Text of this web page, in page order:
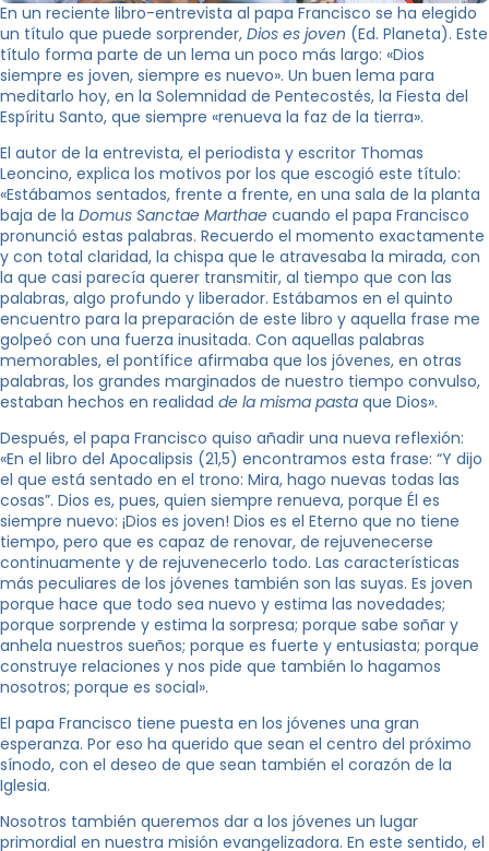
En un reciente libro-entrevista al papa Francisco se ha elegido
un título que puede sorprender, Dios es joven (Ed. Planeta). Este
título forma parte de un lema un poco más largo: «Dios
siempre es joven, siempre es nuevo». Un buen lema para
meditarlo hoy, en la Solemnidad de Pentecostés, la Fiesta del
Espíritu Santo, que siempre «renueva la faz de la tierra».
El autor de la entrevista, el periodista y escritor Thomas
Leoncino, explica los motivos por los que escogió este título:
«Estábamos sentados, frente a frente, en una sala de la planta
baja de la Domus Sanctae Marthae cuando el papa Francisco
pronunció estas palabras. Recuerdo el momento exactamente
y con total claridad, la chispa que le atravesaba la mirada, con
la que casi parecía querer transmitir, al tiempo que con las
palabras, algo profundo y liberador. Estábamos en el quinto
encuentro para la preparación de este libro y aquella frase me
golpeó con una fuerza inusitada. Con aquellas palabras
memorables, el pontífice afirmaba que los jóvenes, en otras
palabras, los grandes marginados de nuestro tiempo convulso,
estaban hechos en realidad de la misma pasta que Dios».
Después, el papa Francisco quiso añadir una nueva reflexión:
«En el libro del Apocalipsis (21,5) encontramos esta frase: “Y dijo
el que está sentado en el trono: Mira, hago nuevas todas las
cosas”. Dios es, pues, quien siempre renueva, porque Él es
siempre nuevo: ¡Dios es joven! Dios es el Eterno que no tiene
tiempo, pero que es capaz de renovar, de rejuvenecerse
continuamente y de rejuvenecerlo todo. Las características
más peculiares de los jóvenes también son las suyas. Es joven
porque hace que todo sea nuevo y estima las novedades;
porque sorprende y estima la sorpresa; porque sabe soñar y
anhela nuestros sueños; porque es fuerte y entusiasta; porque
construye relaciones y nos pide que también lo hagamos
nosotros; porque es social».
El papa Francisco tiene puesta en los jóvenes una gran
esperanza. Por eso ha querido que sean el centro del próximo
sínodo, con el deseo de que sean también el corazón de la
Iglesia.
Nosotros también queremos dar a los jóvenes un lugar
primordial en nuestra misión evangelizadora. En este sentido, el